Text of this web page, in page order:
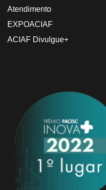
Atendimento
EXPOACIAF
ACIAF Divulgue+